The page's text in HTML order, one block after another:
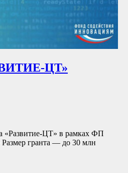
ЦТ»
«Развитие-ЦТ» в рамках ФП
гранта — до 30 млн